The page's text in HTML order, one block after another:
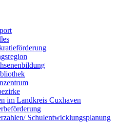
im Landkreis Cuxhaven
Schulentwicklungsplanung